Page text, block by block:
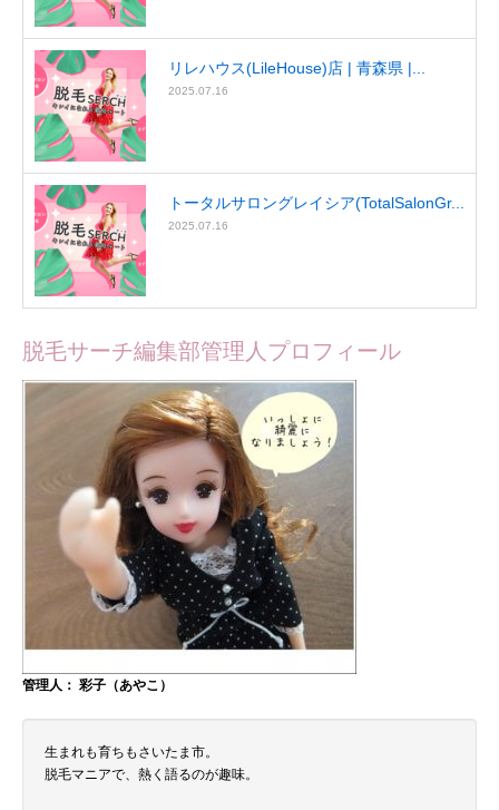
リレハウス(LileHouse)店 | 青森県 |...
2025.07.16
トータルサロングレイシア(TotalSalonGr...
2025.07.16
脱毛サーチ編集部管理人プロフィール
管理人： 彩子（あやこ）
生まれも育ちもさいたま市。
脱毛マニアで、熱く語るのが趣味。